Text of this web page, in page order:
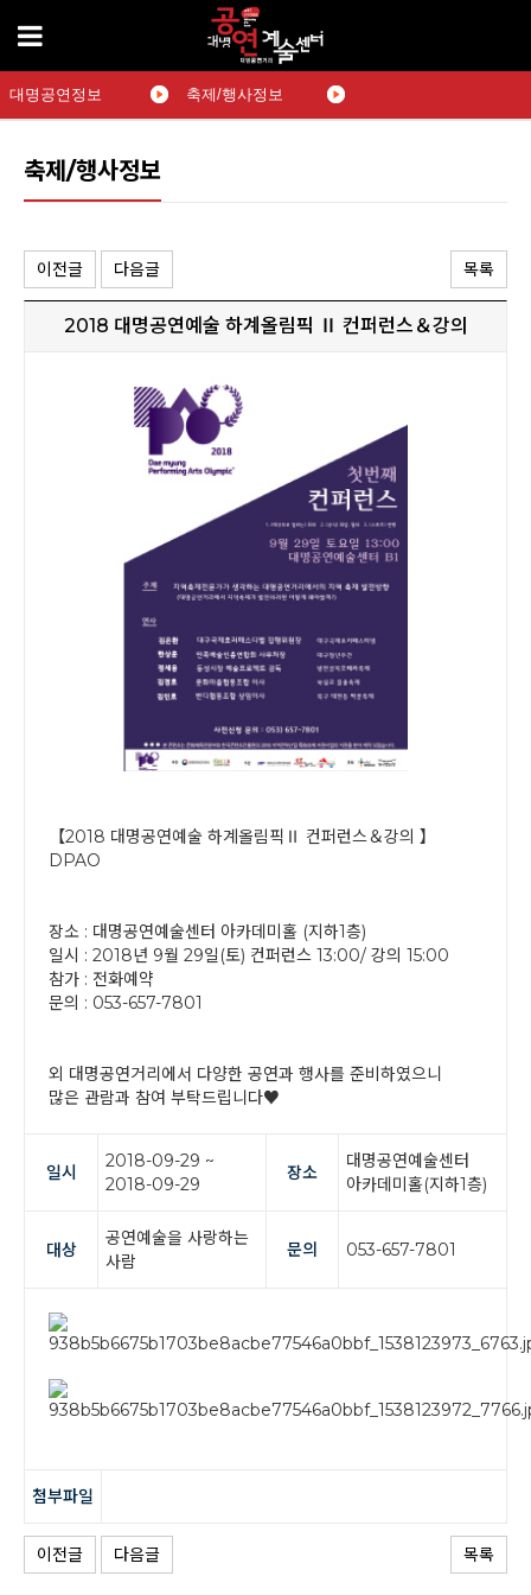
대명공연정보 축제/행사정보
축제/행사정보
이전글 다음글 목록
2018 대명공연예술 하계올림픽 Ⅱ 컨퍼런스＆강의
【2018 대명공연예술 하계올림픽Ⅱ 컨퍼런스＆강의 】
DPAO
장소 : 대명공연예술센터 아카데미홀 (지하1층)
일시 : 2018년 9월 29일(토) 컨퍼런스 13:00/ 강의 15:00
참가 : 전화예약
문의 : 053-657-7801
외 대명공연거리에서 다양한 공연과 행사를 준비하였으니
많은 관람과 참여 부탁드립니다♥
일시
2018-09-29 ~
2018-09-29
장소
대명공연예술센터
아카데미홀(지하1층)
대상
공연예술을 사랑하는
사람
문의 053-657-7801
첨부파일
이전글 다음글 목록